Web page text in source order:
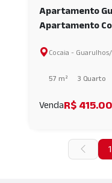
Apartamento
Apartamento
Cocaia,
Cocaia -
57 m² 3 Quarto
VendaR$
1